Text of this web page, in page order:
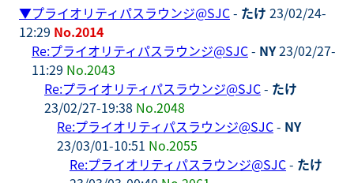
▼プライオリティパスラウンジ@SJC- たけ 23/02/24-
12:29 No.2014
Re:プライオリティパスラウンジ@SJC- NY23/02/27-
11:29 No.2043
Re:プライオリティパスラウンジ@SJC- たけ
23/02/27-19:38 No.2048
Re:プライオリティパスラウンジ@SJC- NY
23/03/01-10:51 No.2055
Re:プライオリティパスラウンジ@SJC- たけ